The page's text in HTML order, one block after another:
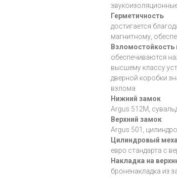
Герметичность
достигается
магнитному,
Взломостойкость
обеспечиваются
высшему классу
дверной коробки
взлома
Нижний замок
Argus 512М,
Верхний замок
Argus 501,
Цилиндровый
евро стандарта с
Накладка на
броненакладка из